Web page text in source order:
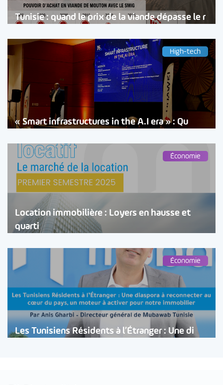
Tunisie : quand le prix de la viande dépasse le r
High-tech
« Smart infrastructures in the A.I era » : Qu
Économie
Location immobilière : Loyers en hausse et
quarti
Économie
Les Tunisiens Résidents à l’Étranger : Une di